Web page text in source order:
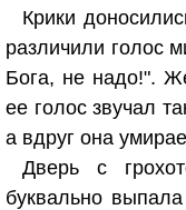
Крики
различили голос
Бога, не надо!".
ее голос звучал
а вдруг она
Дверь с
буквально